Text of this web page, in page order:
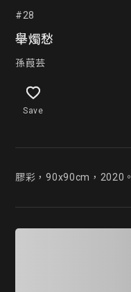
#28
舉燭愁
孫葭芸
Save
膠彩，90x90cm，2020。